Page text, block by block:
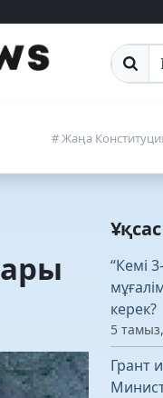
Сайттан
# Жаңа
“Кемі
керек?
5
Грант